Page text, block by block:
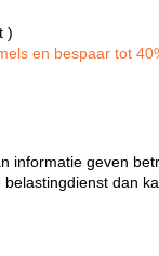
)
en bespaar tot
informatie geven
dan